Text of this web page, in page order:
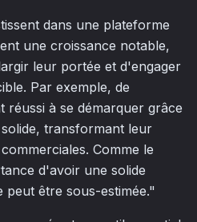
dans une plateforme
une croissance notable,
leur portée et d'engager
Par exemple, de
réussi à se démarquer grâce
transformant leur
Comme le
d'avoir une solide
être sous-estimée."